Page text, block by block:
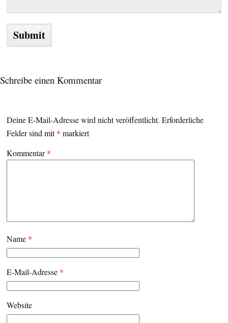
Schreibe einen Kommentar
Deine E-Mail-Adresse wird nicht veröffentlicht. Erforderliche
Felder sind mit* markiert
Kommentar*
Name *
E-Mail-Adresse *
Website